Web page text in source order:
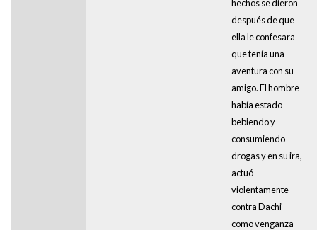
hechos se dieron
después de que
ella le confesara
que tenía una
aventura con su
amigo. El hombre
había estado
bebiendo y
consumiendo
drogas y en su ira,
actuó
violentamente
contra Dachi
como venganza